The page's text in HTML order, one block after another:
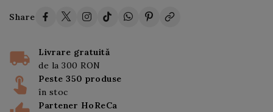
Share
Livrare gratuită
de la 300 RON
Peste 350 produse
în stoc
Partener HoReCa